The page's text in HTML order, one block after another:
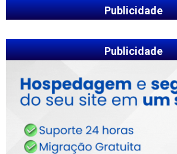
Publicidade
Publicidade